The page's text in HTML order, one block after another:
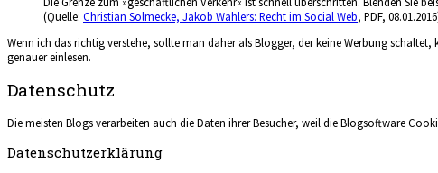
(Quelle: Christian Solmecke, Jakob Wahlers: Recht im Social Web, PDF,
Wenn ich das richtig verstehe, sollte man daher als Blogger, der keine Werbung
genauer einlesen.
Datenschutz
Die meisten Blogs verarbeiten auch die Daten ihrer Besucher, weil die Blogsoftware
Datenschutzerklärung